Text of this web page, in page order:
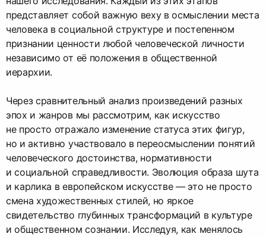
представляет собой важную веху в осмыслении места
человека в социальной структуре и постепенном
признании ценности любой человеческой личности
независимо от её положения в общественной
иерархии.
Через сравнительный анализ произведений разных
эпох и жанров мы рассмотрим, как искусство
не просто отражало изменение статуса этих фигур,
но и активно участвовало в переосмыслении понятий
человеческого достоинства, нормативности
и социальной справедливости. Эволюция образа шута
и карлика в европейском искусстве — это не просто
смена художественных стилей, но яркое
свидетельство глубинных трансформаций в культуре
и общественном сознании. Исследуя, как менялось